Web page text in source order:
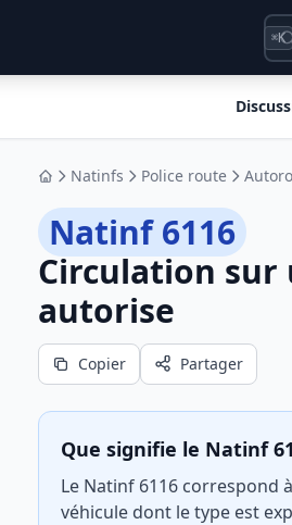
⌘K
AccueilNatinfs Police route
Natinf 6116
Circulation
autorise
Copier Partager
Que signifie le Natinf
Le Natinf 6116 correspond
véhicule dont le type est